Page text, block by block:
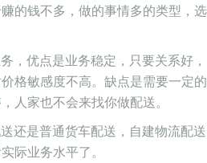
的钱不多，做的事情多的类型，选
，优点是业务稳定，只要关系好，
格敏感度不高。缺点是需要一定的
人家也不会来找你做配送。
还是普通货车配送，自建物流配送
际业务水平了。